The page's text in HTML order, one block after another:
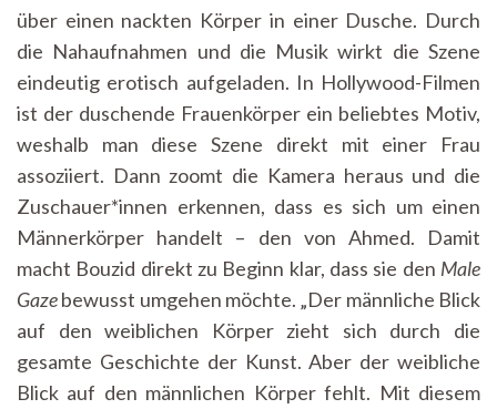
über einen nackten Körper in einer Dusche. Durch
die Nahaufnahmen und die Musik wirkt die Szene
eindeutig erotisch aufgeladen. In Hollywood-Filmen
ist der duschende Frauenkörper ein beliebtes Motiv,
weshalb man diese Szene direkt mit einer Frau
assoziiert. Dann zoomt die Kamera heraus und die
Zuschauer*innen erkennen, dass es sich um einen
Männerkörper handelt – den von Ahmed. Damit
macht Bouzid direkt zu Beginn klar, dass sie den Male
Gazebewusst umgehen möchte. „Der männliche Blick
auf den weiblichen Körper zieht sich durch die
gesamte Geschichte der Kunst. Aber der weibliche
Blick auf den männlichen Körper fehlt. Mit diesem